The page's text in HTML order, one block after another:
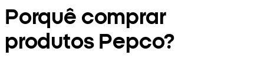
Porquê comprar
produtos Pepco?